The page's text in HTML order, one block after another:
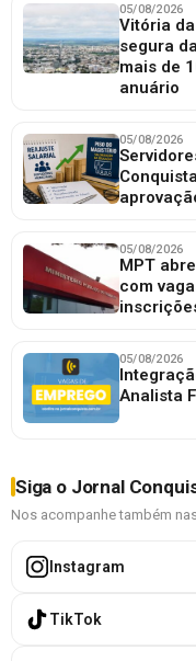
05/08/2026
Vitória
segura
mais de
anuário
05/08/2026
05/08/2026
MPT
com
05/08/2026
Analista
Siga o Jornal
Nos acompanhe também
Instagram
TikTok